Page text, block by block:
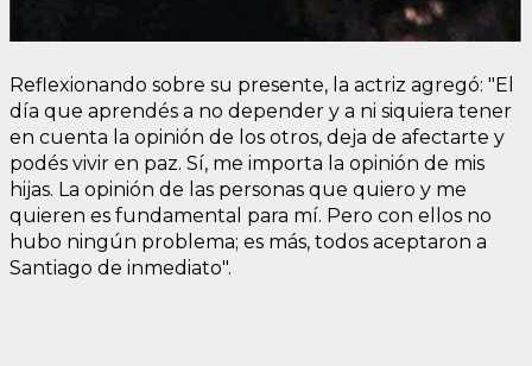
Reflexionando sobre su presente, la actriz agregó: "El
día que aprendés a no depender y a ni siquiera tener
en cuenta la opinión de los otros, deja de afectarte y
podés vivir en paz. Sí, me importa la opinión de mis
hijas. La opinión de las personas que quiero y me
quieren es fundamental para mí. Pero con ellos no
hubo ningún problema; es más, todos aceptaron a
Santiago de inmediato".